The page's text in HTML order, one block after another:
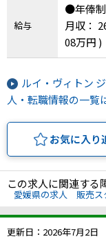
給与
●年俸制
月収：
08万円 )
ルイ・ヴィトン
人・転職情報の一覧
お気に入り
この求人に関連する
愛媛県の求人 販売
更新日：2026年7月2日